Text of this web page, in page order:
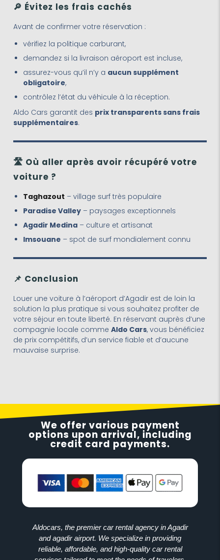
🔎 Évitez les frais cachés
Avant de confirmer votre réservation :
vérifiez la politique carburant,
demandez si la livraison aéroport est incluse,
assurez-vous qu’il n’y a aucun supplément
obligatoire,
contrôlez l’état du véhicule à la réception.
Aldo Cars garantit des prix transparents sans frais
supplémentaires.
🛣️ Où aller après avoir récupéré votre
voiture ?
Taghazout – village surf très populaire
Paradise Valley– paysages exceptionnels
Agadir Medina– culture et artisanat
Imsouane – spot de surf mondialement connu
📌 Conclusion
Louer une voiture à l’aéroport d’Agadir est de loin la
solution la plus pratique si vous souhaitez profiter de
votre séjour en toute liberté. En réservant auprès d’une
compagnie locale comme Aldo Cars, vous bénéficiez
de prix compétitifs, d’un service fiable et d’aucune
mauvaise surprise.
We offer various payment
options upon arrival, including
credit card payments.
Aldocars, the premier car rental agency in Agadir
and agadir airport. We specialize in providing
reliable, affordable, and high-quality car rental